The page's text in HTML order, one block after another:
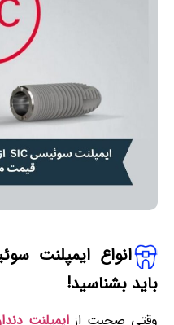
انواع ایمپلنت
باید بشناسید!
وقتی صحبت ازایمپلنت‌